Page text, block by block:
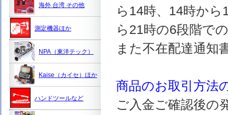
ら14時、14時か
ら21時の6段階で
また不在配達通知
商品のお取引方法
ご入金ご確認後の
海外 台湾 その他
測定機器ほか
NPA（東洋テック）
Kaise（カイセ）ほか
ハンドツールなど